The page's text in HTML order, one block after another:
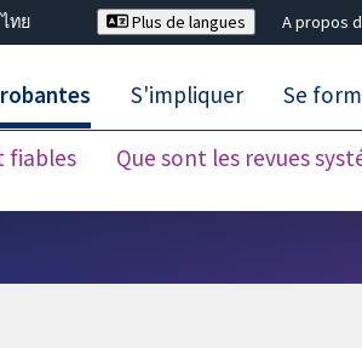
ไทย
Plus de langues A propos
fiables Que sont les revues
S'impliquer Se